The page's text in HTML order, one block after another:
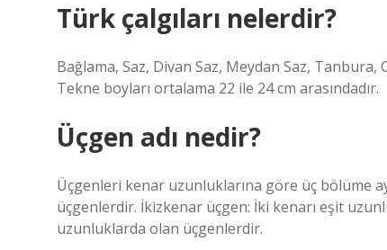
Türk çalgıları nelerdir?
Bağlama, Saz, Divan Saz, Meydan Saz,
Tekne boyları ortalama 22 ile 24 cm arasındadır.
Üçgen adı nedir?
Üçgenleri kenar uzunluklarına göre üç bölüme
üçgenlerdir. İkizkenar üçgen: İki kenarı eşit
uzunluklarda olan üçgenlerdir.